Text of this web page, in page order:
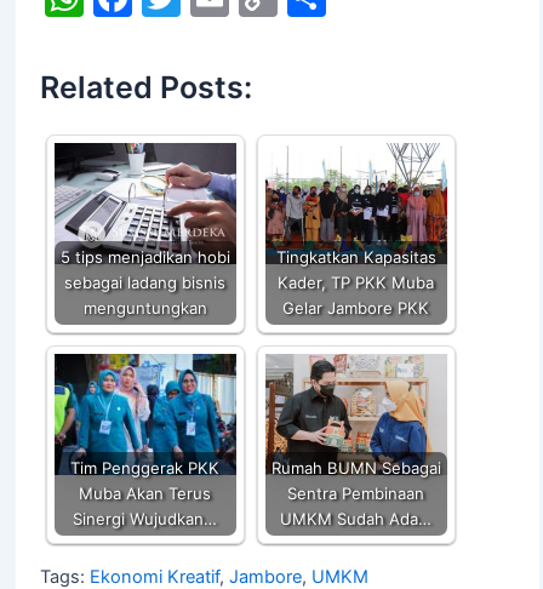
at
s
A
p
p
c
e
b
o
o
k
itt
er
ai
l
Li
n
k
Related Posts:
5 tips menjadikan hobi
sebagai ladang bisnis
menguntungkan
Tingkatkan Kapasitas
Kader, TP PKK Muba
Gelar Jambore PKK
Tim Penggerak PKK
Muba Akan Terus
Sinergi Wujudkan…
Rumah BUMN Sebagai
Sentra Pembinaan
UMKM Sudah Ada…
Tags: Ekonomi Kreatif, Jambore, UMKM